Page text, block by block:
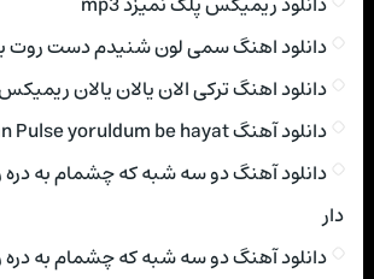
دانلود اهنگ سمی لون شنیدم دست روت
دانلود اهنگ ترکی الان یالان یالان
دانلود آهنگ Anatolian Pulse yoruldum be hayat
دانلود آهنگ دو سه شبه که چشمام به
دار
دانلود آهنگ دو سه شبه که چشمام به